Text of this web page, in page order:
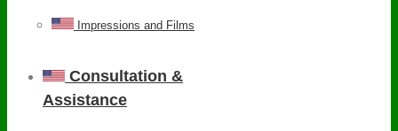
Impressions and Films
Consultation &
Assistance